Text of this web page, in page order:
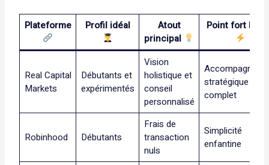
Plateforme Profil idéal
Atout
principal
Point fort
Real Capital
Markets
Débutants et
expérimentés
Vision
holistique et
conseil
personnalisé
stratégique
complet
Robinhood Débutants
Frais de
transaction
nuls
Simplicité
enfantine